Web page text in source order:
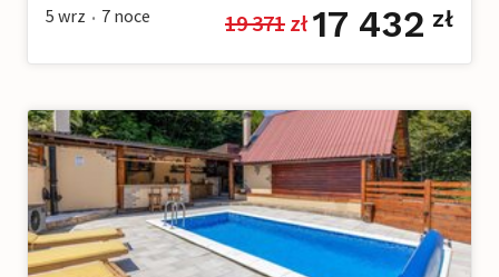
5 wrz • 7 noce 19 371 zł 17 432 zł